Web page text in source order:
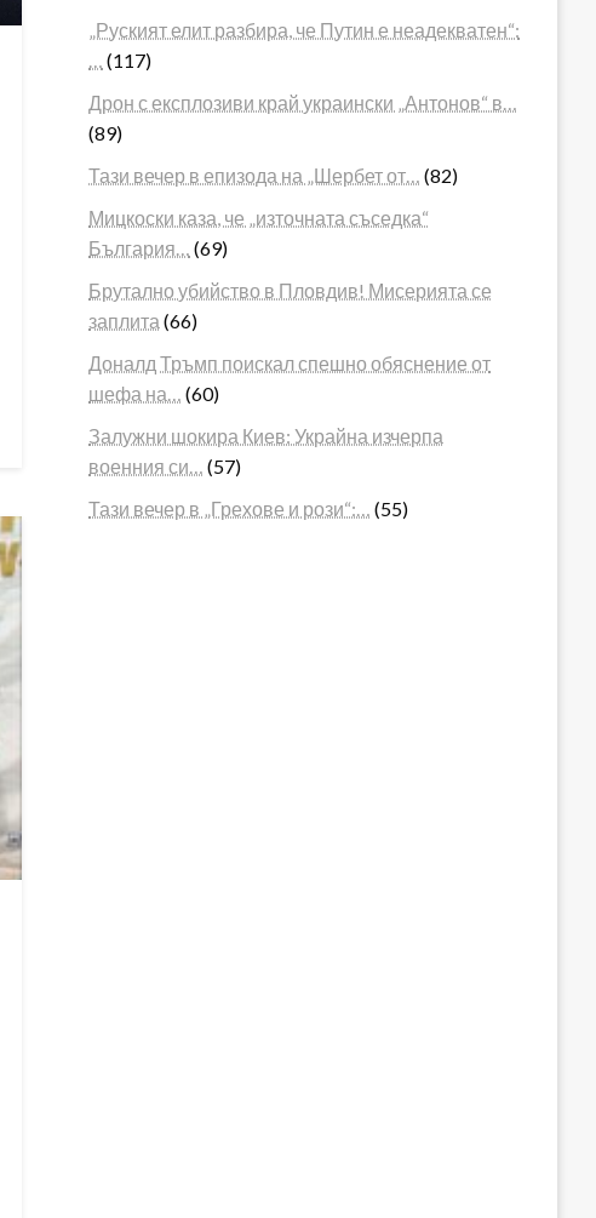
„Руският елит разбира, че Путин е неадекватен“:
(117)
Дрон с експлозиви край украински „Антонов“ в…
(89)
Тази вечер в епизода на „Шербет от…
(82)
Мицкоски каза, че „източната съседка“
България…
(69)
Брутално убийство в Пловдив! Мисерията се
заплита (66)
Доналд Тръмп поискал спешно обяснение от
шефа на…
(60)
Залужни шокира Киев: Украйна изчерпа
военния си…
(57)
Тази вечер в „Грехове и рози“:…
(55)